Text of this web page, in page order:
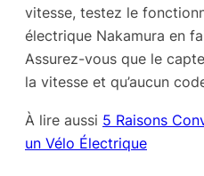
vitesse, testez le
électrique Nakamura en
Assurez-vous que le
la vitesse et qu’aucun
À lire aussi 5 Raisons
un Vélo Électrique